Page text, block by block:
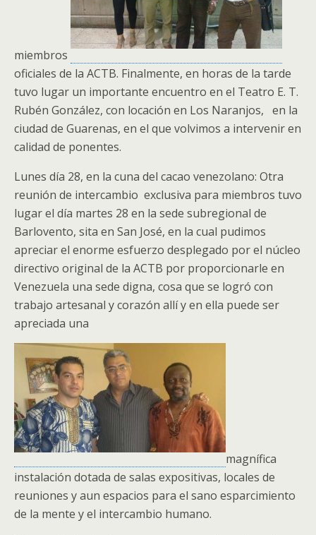
miembros
oficiales de la ACTB. Finalmente, en horas de la tarde
tuvo lugar un importante encuentro en el Teatro E. T.
Rubén González, con locación en Los Naranjos, en la
ciudad de Guarenas, en el que volvimos a intervenir en
calidad de ponentes.
Lunes día 28, en la cuna del cacao venezolano: Otra
reunión de intercambio exclusiva para miembros tuvo
lugar el día martes 28 en la sede subregional de
Barlovento, sita en San José, en la cual pudimos
apreciar el enorme esfuerzo desplegado por el núcleo
directivo original de la ACTB por proporcionarle en
Venezuela una sede digna, cosa que se logró con
trabajo artesanal y corazón allí y en ella puede ser
apreciada una
magnífica
instalación dotada de salas expositivas, locales de
reuniones y aun espacios para el sano esparcimiento
de la mente y el intercambio humano.